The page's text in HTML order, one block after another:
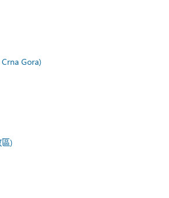
Crna Gora)
)